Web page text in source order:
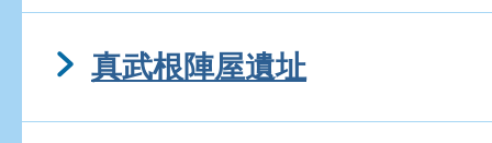
真武根陣屋遺址